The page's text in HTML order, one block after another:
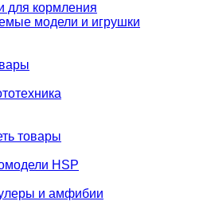
для кормления
модели и игрушки
товары
HSP
и амфибии